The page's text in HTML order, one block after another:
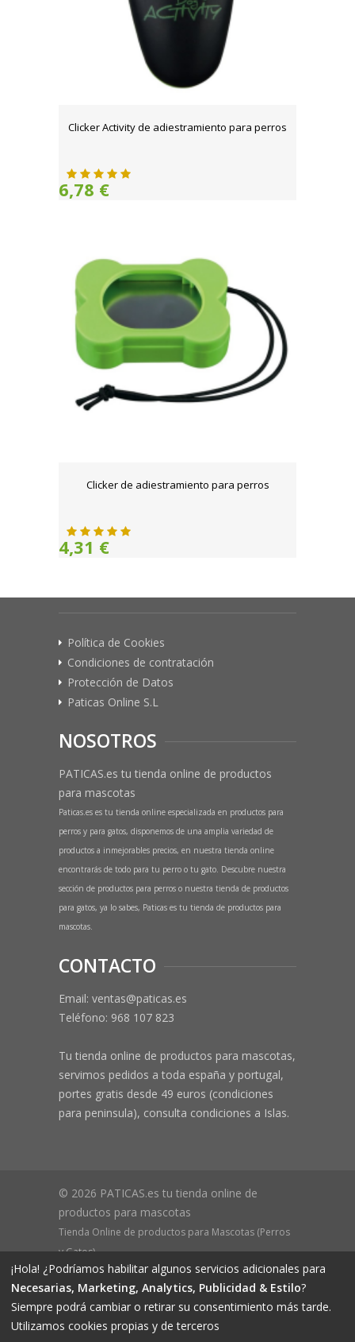
Clicker Activity de adiestramiento para perros
6,78 €
Clicker de adiestramiento para perros
4,31 €
Política de Cookies
Condiciones de contratación
Protección de Datos
Paticas Online S.L
NOSOTROS
PATICAS.es tu tienda online de productos
para mascotas
Paticas.es es tu tienda online especializada en productos para
perros y para gatos, disponemos de una amplia variedad de
productos a inmejorables precios, en nuestra tienda online
encontrarás de todo para tu perro o tu gato. Descubre nuestra
sección de productos para perros o nuestra tienda de productos
para gatos, ya lo sabes, Paticas es tu tienda de productos para
mascotas.
CONTACTO
Email: ventas@paticas.es
Teléfono: 968 107 823
Tu tienda online de productos para mascotas,
servimos pedidos a toda españa y portugal,
portes gratis desde 49 euros (condiciones
para peninsula), consulta condiciones a Islas.
© 2026 PATICAS.es tu tienda online de
productos para mascotas
Tienda Online de productos para Mascotas (Perros
y Gatos)
CIF B73648305 Domicilio: Av Monteazahar, 4 1º Izq,
30570, Beniaján (MURCIA) - ESPAÑA Inscrita en el
Registro Mercantil de Murcia Hoja MU-72366, Tomo
2719, Folio 76.
¡Hola! ¿Podríamos habilitar algunos servicios adicionales para
Necesarias, Marketing, Analytics, Publicidad & Estilo?
Siempre podrá cambiar o retirar su consentimiento más tarde.
Utilizamos cookies propias y de terceros